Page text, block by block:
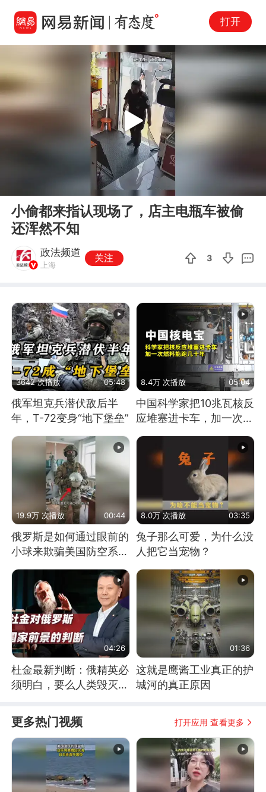
打开
Play
小偷都来指认现场了，店主电瓶车被偷
还浑然不知
政法频道
上海
关注 3
3642 次播放 05:48
俄军坦克兵潜伏敌后半
年，T-72变身“地下堡垒”
8.4万 次播放 05:04
中国科学家把10兆瓦核反
应堆塞进卡车，加一次燃
料能跑几十年
19.9万 次播放 00:44
俄罗斯是如何通过眼前的
小球来欺骗美国防空系统
8.0万 次播放 03:35
兔子那么可爱，为什么没
人把它当宠物？
04:26
杜金最新判断：俄精英必
须明白，要么人类毁灭，
01:36
这就是鹰酱工业真正的护
城河的真正原因
更多热门视频 打开应用 查看更多